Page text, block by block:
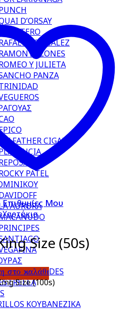
D’ORSAY
QUINTERO
GONZALEZ
ALLONES
Y JULIETA
PANZA
MY FATHER CIGARS
PATEL
AURORA
MOURTIDES
ΚΟΥΒΑΝΕΖΙΚΑ
Μου
Χαρτάκια
Size (50s)
στο καλάθι